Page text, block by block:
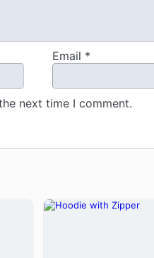
Email *
next time I comment.